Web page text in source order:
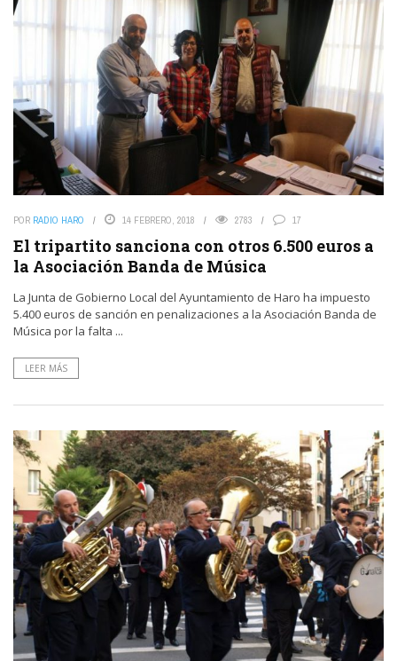
POR RADIO HARO 14 FEBRERO, 2018 2783 17
El tripartito sanciona con otros 6.500 euros a
la Asociación Banda de Música
La Junta de Gobierno Local del Ayuntamiento de Haro ha impuesto
5.400 euros de sanción en penalizaciones a la Asociación Banda de
Música por la falta ...
LEER MÁS